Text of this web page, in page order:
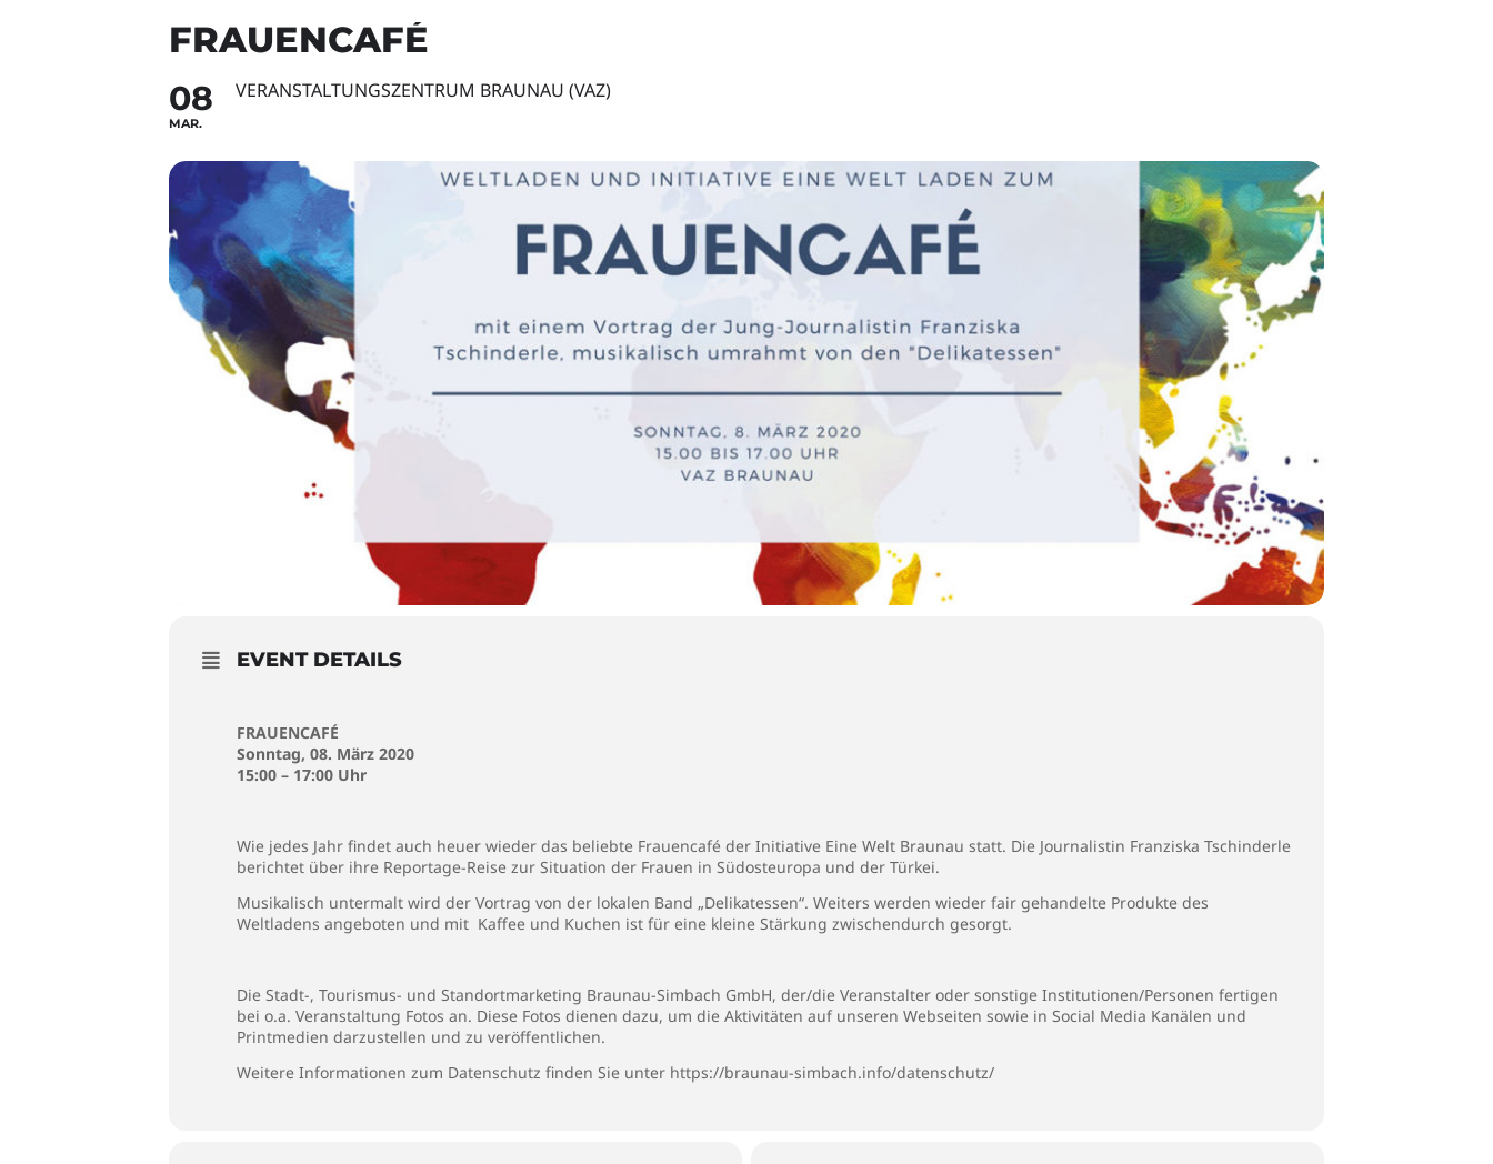
FRAUENCAFÉ
08
MAR.
VERANSTALTUNGSZENTRUM BRAUNAU (VAZ)
EVENT DETAILS
FRAUENCAFÉ
Sonntag, 08. März 2020
15:00 – 17:00 Uhr
Wie jedes Jahr findet auch heuer wieder das beliebte Frauencafé der Initiative Eine Welt Braunau statt. Die Journalistin Franziska Tschinderle
berichtet über ihre Reportage-Reise zur Situation der Frauen in Südosteuropa und der Türkei.
Musikalisch untermalt wird der Vortrag von der lokalen Band „Delikatessen“. Weiters werden wieder fair gehandelte Produkte des
Weltladens angeboten und mit Kaffee und Kuchen ist für eine kleine Stärkung zwischendurch gesorgt.
Die Stadt-, Tourismus- und Standortmarketing Braunau-Simbach GmbH, der/die Veranstalter oder sonstige Institutionen/Personen fertigen
bei o.a. Veranstaltung Fotos an. Diese Fotos dienen dazu, um die Aktivitäten auf unseren Webseiten sowie in Social Media Kanälen und
Printmedien darzustellen und zu veröffentlichen.
Weitere Informationen zum Datenschutz finden Sie unter https://braunau-simbach.info/datenschutz/